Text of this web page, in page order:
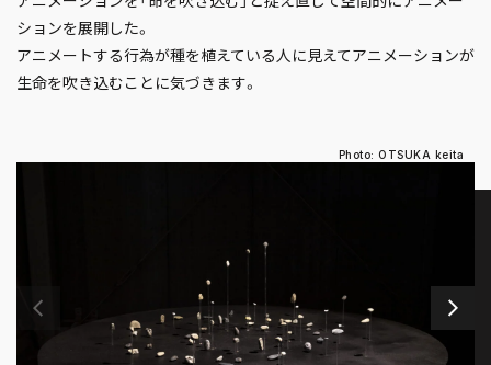
ションを展開した。
アニメートする行為が種を植えている人に見えてアニメーションが
生命を吹き込むことに気づきます。
Photo: OTSUKA keita